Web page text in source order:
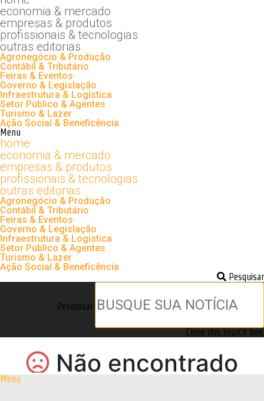
economia & mercado
empresas & produtos
profissionais & tecnologias
outras editorias
Agronegócio & Produção
Contábil & Tributário
Feiras & Eventos
Governo & Legislação
Infraestrutura & Logística
Setor Público & Agentes
Turismo & Lazer
Ação Social & Beneficência
Menu
home
economia & mercado
empresas & produtos
profissionais & tecnologias
outras editorias
Agronegócio & Produção
Contábil & Tributário
Feiras & Eventos
Governo & Legislação
Infraestrutura & Logística
Setor Público & Agentes
Turismo & Lazer
Ação Social & Beneficência
Pesquisar
Pesquisar
Close this search box.
Menu